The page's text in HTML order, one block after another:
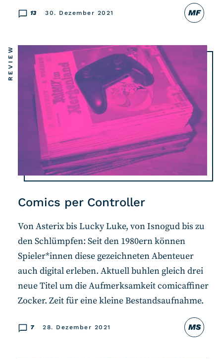
MF
13 30. Dezember 2021
Comics per Controller
REVIEW
MS
7 28. Dezember 2021
Von Asterix bis Lucky Luke, von Isnogud bis zu
den Schlümpfen: Seit den 1980ern können
Spieler*innen diese gezeichneten Abenteuer
auch digital erleben. Aktuell buhlen gleich drei
neue Titel um die Aufmerksamkeit comicaffiner
Zocker. Zeit für eine kleine Bestandsaufnahme.